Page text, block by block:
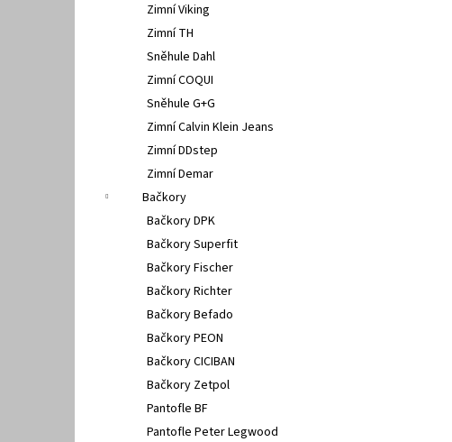
Zimní Viking
Zimní TH
Sněhule Dahl
Zimní COQUI
Sněhule G+G
Zimní Calvin Klein Jeans
Zimní DDstep
Zimní Demar
Bačkory
Bačkory DPK
Bačkory Superfit
Bačkory Fischer
Bačkory Richter
Bačkory Befado
Bačkory PEON
Bačkory CICIBAN
Bačkory Zetpol
Pantofle BF
Pantofle Peter Legwood